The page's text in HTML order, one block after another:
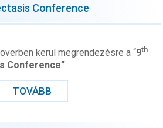
Conference
kerül megrendezésre a “9th
Conference”
TOVÁBB